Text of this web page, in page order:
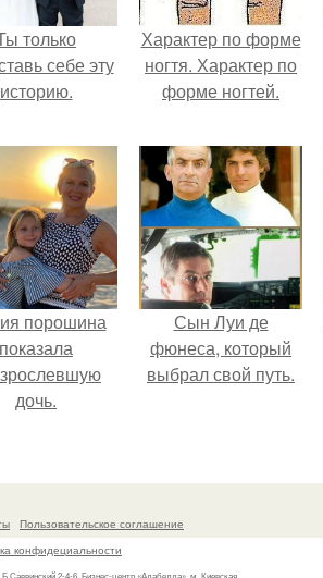
только
себе эту
историю.
Характер по форме
ногтя. Характер по
форме ногтей.
порошина
показала
дочь.
Сын Луи де
фюнеса, который
выбрал свой путь.
Пользовательское соглашение
конфидециальности
Б.Саввинский 2-4-6, Бизнес-центр «Алабелла», м. Киевская